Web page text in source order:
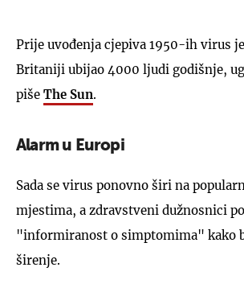
Prije uvođenja cjepiva 1950-ih virus
Britaniji ubijao 4000 ljudi godišnje,
piše The Sun.
Alarm u Europi
Sada se virus ponovno širi na
mjestima, a zdravstveni dužnosnici
"informiranost o simptomima" kako
širenje.